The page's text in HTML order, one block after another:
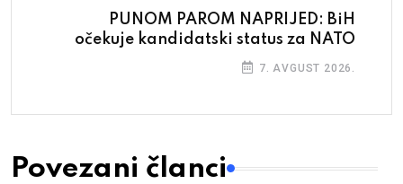
PUNOM PAROM NAPRIJED: BiH
očekuje kandidatski status za NATO
7. AVGUST 2026.
Povezani članci